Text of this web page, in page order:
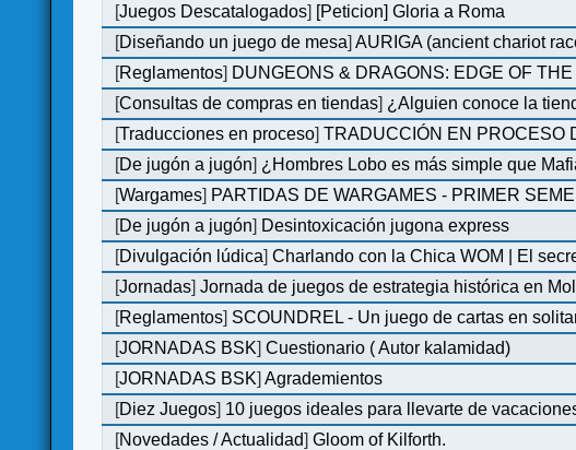
[Juegos Descatalogados] [Peticion] Gloria a Roma
[Diseñando un juego de mesa]AURIGA (ancient chariot
[Reglamentos] DUNGEONS & DRAGONS: EDGE OF
[Consultas de compras en tiendas] ¿Alguien conoce la
[Traducciones en proceso]TRADUCCIÓN EN PROCESO
[De jugón a jugón] ¿Hombres Lobo es más simple que
[Wargames] PARTIDAS DE WARGAMES - PRIMER
[De jugón a jugón] Desintoxicación jugona express
[Divulgación lúdica]Charlando con la Chica WOM | El
[Jornadas]Jornada de juegos de estrategia histórica en
[Reglamentos] SCOUNDREL - Un juego de cartas en
[JORNADAS BSK]Cuestionario ( Autor kalamidad)
[JORNADAS BSK]Agrademientos
[Diez Juegos] 10 juegos ideales para llevarte de
[Novedades / Actualidad]Gloom of Kilforth.